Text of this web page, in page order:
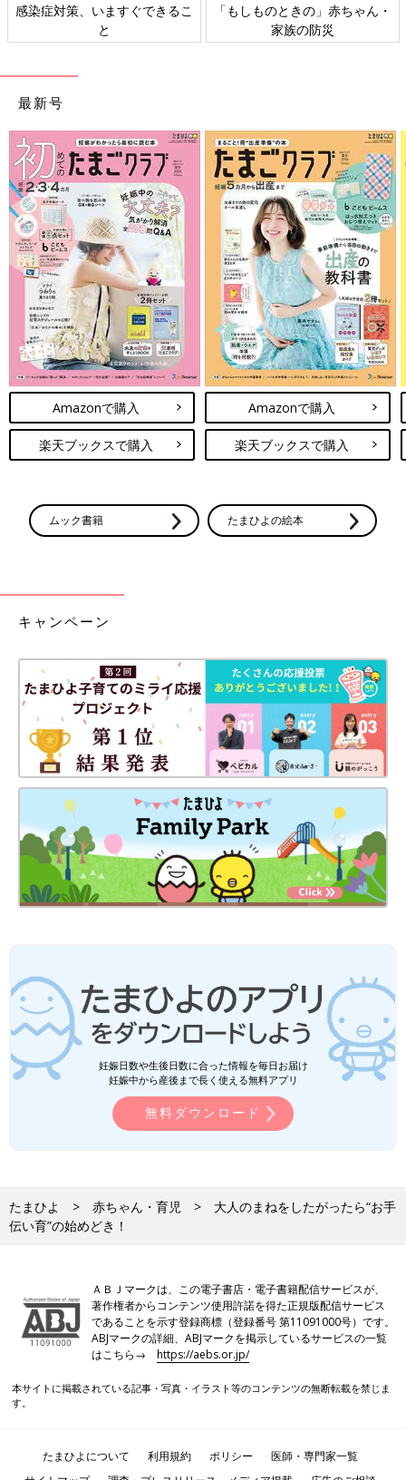
・
日本外来小児科学会リーフレッ
ト検討会
六星占術 細木かおりさんの
相談
最新号
Amazonで購入
楽天ブックスで購入
Amazonで購入
楽天ブックスで購入
ムック書籍 たまひよの絵本
キャンペーン
妊娠日数や生後日数に合った情報を毎日お届け
妊娠中から産後まで長く使える無料アプリ
無料ダウンロード
たまひよ 赤ちゃん・育児
大人のまねをしたがったら“お手
伝い育”の始めどき！
ＡＢＪマークは、この電子書店・電子書籍配信サービスが、
著作権者からコンテンツ使用許諾を得た正規版配信サービス
であることを示す登録商標（登録番号 第11091000号）です。
ABJマークの詳細、ABJマークを掲示しているサービスの一覧
はこちら→https://aebs.or.jp/
本サイトに掲載されている記事・写真・イラスト等のコンテンツの無断転載を禁じま
す。
たまひよについて 利用規約 ポリシー
医師・専門家一覧